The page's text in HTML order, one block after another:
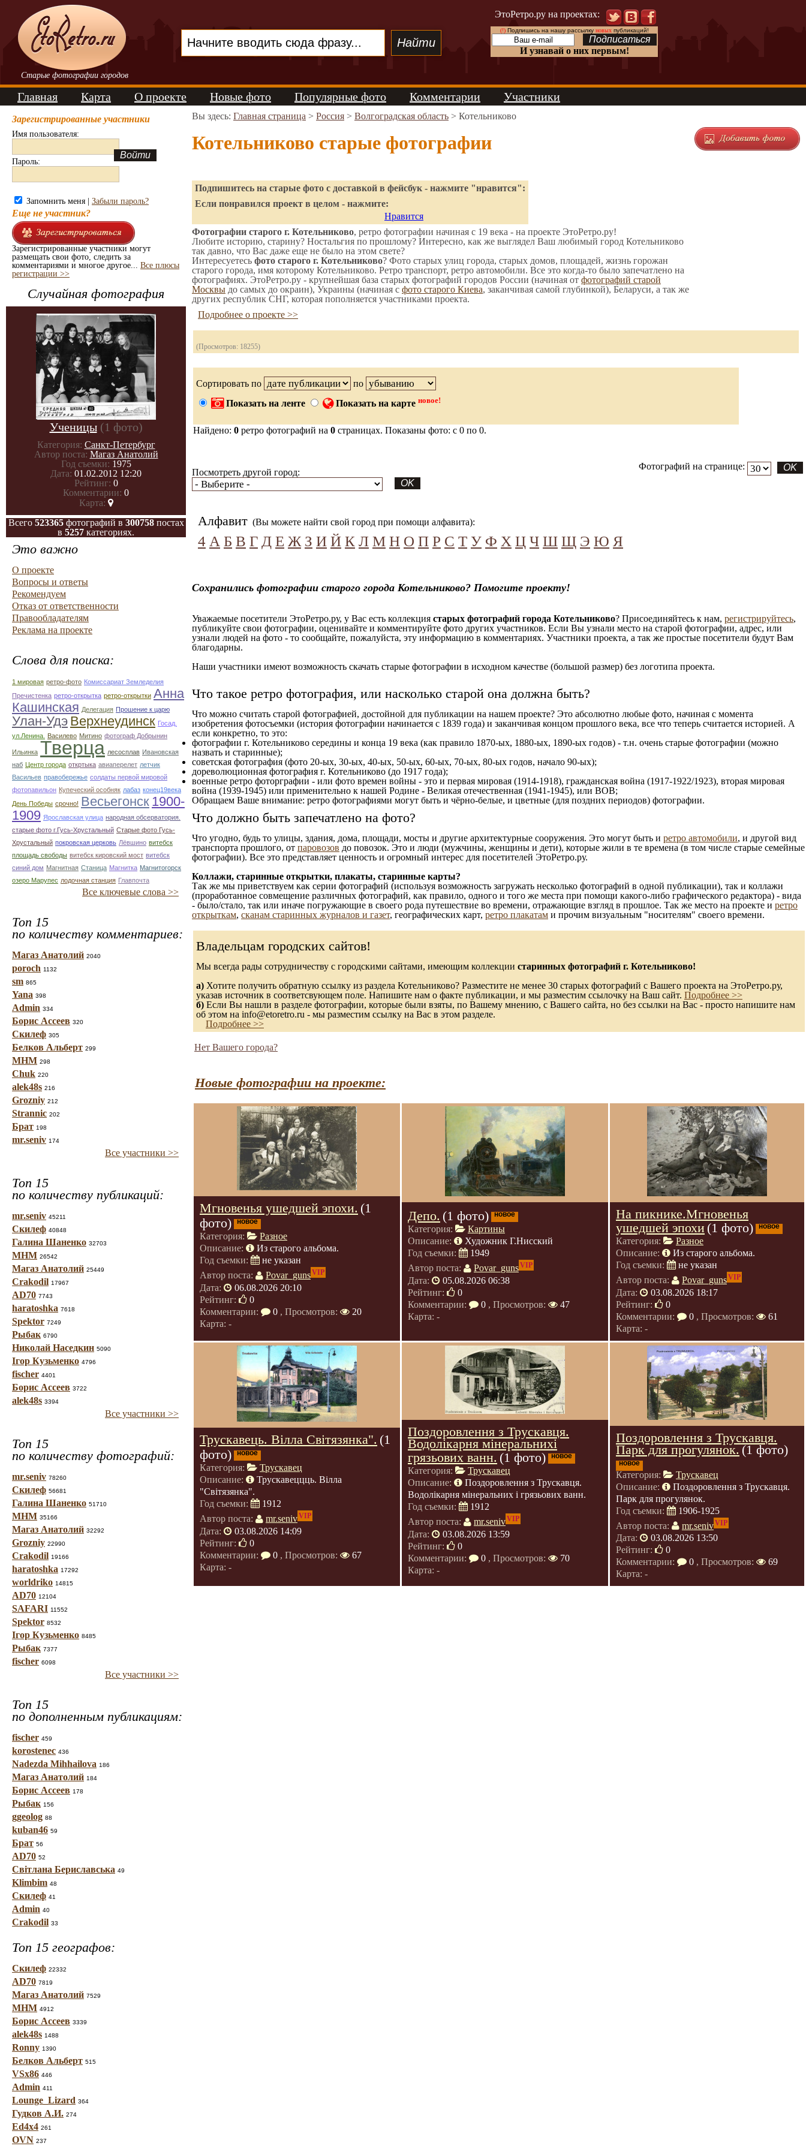
Старые фотографии городов
ЭтоРетро.ру на проектах:
(!)Подпишись на нашу рассылку новыхпубликаций!
И узнавай о них первым!
Главная Карта О проекте Новые фото Популярные фото Комментарии Участники
Зарегистрированные участники
Имя пользователя:
Пароль:
Запомнить меня | Забыли пароль?
Еще не участник?
Зарегистрированные участники могут
размещать свои фото, следить за
комментариями и многое другое... Все плюсы
регистрации >>
Случайная фотография
Ученицы (1 фото)
Категория: Санкт-Петербург
Автор поста: Магаз Анатолий
Год съемки: 1975
Дата: 01.02.2012 12:20
Рейтинг: 0
Комментарии: 0
Карта:
Всего 523365фотографий в 300758постах
в 5257 категориях.
Это важно
О проекте
Вопросы и ответы
Рекомендуем
Отказ от ответственности
Правообладателям
Реклама на проекте
Слова для поиска:
1 мировая ретро-фото Комиссариат Земледелия
Пречистенка ретро-открытка ретро-открытки Анна
Кашинская Делегация Прошение к царю
Улан-Удэ Верхнеудинск Госад.
ул.Ленина.
Василево Митино фотограф Добрынин
Ильинка Тверца лесосплав Ивановская
наб Центр города откртыка авиаперелет летчик
Васильев правобережье солдаты первой мировой
фотопавильон Купеческий особняк лабаз конец19века
День Победы срочно! Весьегонск 1900-
1909 Ярославская улица народная обсерватория.
старые фото г.Гусь-Хрустальный Старые фото Гусь-
Хрустальный покровская церковь Лёвшино витебск
площадь свободы витебск кировский мост витебск
синий дом Магнитная Станица Магнитка Магнитогорск
озеро Марупес лодочная станция Главпочта
Все ключевые слова >>
Топ 15
по количеству комментариев:
Магаз Анатолий 2040
poroch 1132
sm 865
Yana 398
Admin 334
Борис Ассеев 320
Скилеф 305
Белков Альберт 299
МНМ 298
Chuk 220
alek48s 216
Grozniy 212
Strannic 202
Брат 198
mr.seniv 174
Все участники >>
Топ 15
по количеству публикаций:
mr.seniv 45211
Скилеф 40848
Галина Шаненко 32703
МНМ 26542
Магаз Анатолий 25449
Crakodil 17967
AD70 7743
haratoshka 7618
Spektor 7249
Рыбак 6790
Николай Наседкин 5090
Ігор Кузьменко 4796
fischer 4401
Борис Ассеев 3722
alek48s 3394
Все участники >>
Топ 15
по количеству фотографий:
mr.seniv 78260
Скилеф 56681
Галина Шаненко 51710
МНМ 35166
Магаз Анатолий 32292
Grozniy 22990
Crakodil 19166
haratoshka 17292
worldriko 14815
AD70 12104
SAFARI 11552
Spektor 8532
Ігор Кузьменко 8485
Рыбак 7377
fischer 6098
Все участники >>
Топ 15
по дополненным публикациям:
fischer 459
korostenec 436
Nadezda Mihhailova 186
Магаз Анатолий 184
Борис Ассеев 178
Рыбак 156
ggeolog 88
kuban46 59
Брат 56
AD70 52
Світлана Бериславська 49
Klimbim 48
Скилеф 41
Admin 40
Crakodil 33
Топ 15 географов:
Скилеф 22332
AD70 7819
Магаз Анатолий 7529
МНМ 4912
Борис Ассеев 3339
alek48s 1488
Ronny 1390
Белков Альберт 515
VSx86 446
Admin 411
Lounge_Lizard 364
Гудков А.И. 274
Ed4x4 261
OVN 237
Вы здесь: Главная страница > Россия > Волгоградская область > Котельниково
Котельниково старые фотографии
Подпишитесь на старые фото с доставкой в фейсбук - нажмите "нравится":
Если понравился проект в целом - нажмите:
Нравится
Фотографии старого г. Котельниково, ретро фотографии начиная с 19 века - на проекте ЭтоРетро.ру!
Любите историю, старину? Ностальгия по прошлому? Интересно, как же выглядел Ваш любимый город Котельниково
так давно, что Вас даже еще не было на этом свете?
Интересуетесь фото старого г. Котельниково? Фото старых улиц города, старых домов, площадей, жизнь горожан
старого города, имя которому Котельниково. Ретро транспорт, ретро автомобили. Все это когда-то было запечатлено на
фотографиях. ЭтоРетро.ру - крупнейшая база старых фотографий городов России (начиная от фотографий старой
Москвы до самых до окраин), Украины (начиная с фото старого Киева, заканчивая самой глубинкой), Беларуси, а так же
других республик СНГ, которая пополняется участниками проекта.
Подробнее о проекте >>
(Просмотров: 18255)
Сортировать по
по
Показать на ленте
Показать на карте новое!
Найдено: 0 ретро фотографий на 0 страницах. Показаны фото: с 0 по 0.
Посмотреть другой город:
Фотографий на странице:
Алфавит (Вы можете найти свой город при помощи алфавита):
4 А Б В Г Д Е Ж З И Й К Л М Н О П Р С Т У Ф Х Ц Ч Ш Щ Э Ю Я
Сохранились фотографии старого города Котельниково? Помогите проекту!
Уважаемые посетители ЭтоРетро.ру, у Вас есть коллекция старых фотографий города Котельниково? Присоединяйтесь к нам, регистрируйтесь,
публикуйте свои фотографии, оценивайте и комментируйте фото других участников. Если Вы узнали место на старой фотографии, адрес, или
узнали людей на фото - то сообщайте, пожалуйста, эту информацию в комментариях. Участники проекта, а так же простые посетители будут Вам
благодарны.
Наши участники имеют возможность скачать старые фотографии в исходном качестве (большой размер) без логотипа проекта.
Что такое ретро фотография, или насколько старой она должна быть?
Что можно считать старой фотографией, достойной для публикации на нашем проекте? Это абсолютно любые фото, начиная c момента
изобретения фотосъемки (история фотографии начинается с 1839 года) и заканчивая концом прошлого века, все что теперь считается историей. А
если конкретно, то это:
фотографии г. Котельниково середины и конца 19 века (как правило 1870-ых, 1880-ых, 1890-ых годов) - т.н. очень старые фотографии (можно
назвать и старинные);
советская фотография (фото 20-ых, 30-ых, 40-ых, 50-ых, 60-ых, 70-ых, 80-ых годов, начало 90-ых);
дореволюционная фотография г. Котельниково (до 1917 года);
военные ретро фоторграфии - или фото времен войны - это и первая мировая (1914-1918), гражданская война (1917-1922/1923), вторая мировая
война (1939-1945) или применительно к нашей Родине - Великая отечественная (1941-1945), или ВОВ;
Обращаем Ваше внимание: ретро фотографиями могут быть и чёрно-белые, и цветные (для поздних периодов) фотографии.
Что должно быть запечатлено на фото?
Что угодно, будь то улицы, здания, дома, площади, мосты и другие архитектурные сооружения. Это могут быть и ретро автомобили, и другой вид
транспорта прошлого, от паровозов до повозок. Это и люди (мужчины, женщины и дети), которые жили в те времена (в том числе старые семейные
фотографии). Все это представляет ценность и огромный интерес для посетителей ЭтоРетро.ру.
Коллажи, старинные открытки, плакаты, старинные карты?
Так же мы приветствуем как серии фотографий (используя возможность загружать несколько фотографий в одной публикации), так и коллажи
(проработанное совмещение различных фотографий, как правило, одного и того же места при помощи какого-либо графического редактора) - вида
- было/стало, так или иначе погружающие в своего рода путешествие во времени, отражающие взгляд в прошлое. Так же место на проекте и ретро
открыткам, сканам старинных журналов и газет, географических карт, ретро плакатам и прочим визуальным "носителям" своего времени.
Владельцам городских сайтов!
Мы всегда рады сотрудничеству с городскими сайтами, имеющим коллекции старинных фотографий г. Котельниково!
а) Хотите получить обратную ссылку из раздела Котельниково? Разместите не менее 30 старых фотографий с Вашего проекта на ЭтоРетро.ру,
указав источник в соответсвующем поле. Напишите нам о факте публикации, и мы разместим ссылочку на Ваш сайт. Подробнее >>
б) Если Вы нашли в разделе фотографии, которые были взяты, по Вашему мнению, с Вашего сайта, но без ссылки на Вас - просто напишите нам
об этом на info@etoretro.ru - мы разместим ссылку на Вас в этом разделе.
Подробнее >>
Нет Вашего города?
Новые фотографии на проекте:
Мгновенья ушедшей эпохи. (1
фото)
новое
Категория:
Разное
Описание:
Из старого альбома.
Год съемки:
не указан
Автор поста:
Povar_gunsVIP
Дата:
06.08.2026 20:10
Рейтинг:
0
Комментарии:
0 , Просмотров:
20
Карта: -
Депо. (1 фото) новое
Категория:
Картины
Описание:
Художник Г.Нисский
Год съемки:
1949
Автор поста:
Povar_gunsVIP
Дата:
05.08.2026 06:38
Рейтинг:
0
Комментарии:
0 , Просмотров:
47
Карта: -
На пикнике.Мгновенья
ушедшей эпохи (1 фото) новое
Категория:
Разное
Описание:
Из старого альбома.
Год съемки:
не указан
Автор поста:
Povar_gunsVIP
Дата:
03.08.2026 18:17
Рейтинг:
0
Комментарии:
0 , Просмотров:
61
Карта: -
Трускавець. Вілла Світязянка". (1
фото)
новое
Категория:
Трускавец
Описание:
Трускавеццць. Вілла
"Світязянка".
Год съемки:
1912
Автор поста:
mr.senivVIP
Дата:
03.08.2026 14:09
Рейтинг:
0
Комментарии:
0 , Просмотров:
67
Карта: -
Поздоровлення з Трускавця.
Водолікарня мінеральнихі
грязьових ванн. (1 фото) новое
Категория:
Трускавец
Описание:
Поздоровлення з Трускавця.
Водолікарня мінеральних і грязьових ванн.
Год съемки:
1912
Автор поста:
mr.senivVIP
Дата:
03.08.2026 13:59
Рейтинг:
0
Комментарии:
0 , Просмотров:
70
Карта: -
Поздоровлення з Трускавця.
Парк для прогулянок.(1 фото)
новое
Категория:
Трускавец
Описание:
Поздоровлення з Трускавця.
Парк для прогулянок.
Год съемки:
1906-1925
Автор поста:
mr.senivVIP
Дата:
03.08.2026 13:50
Рейтинг:
0
Комментарии:
0 , Просмотров:
69
Карта: -